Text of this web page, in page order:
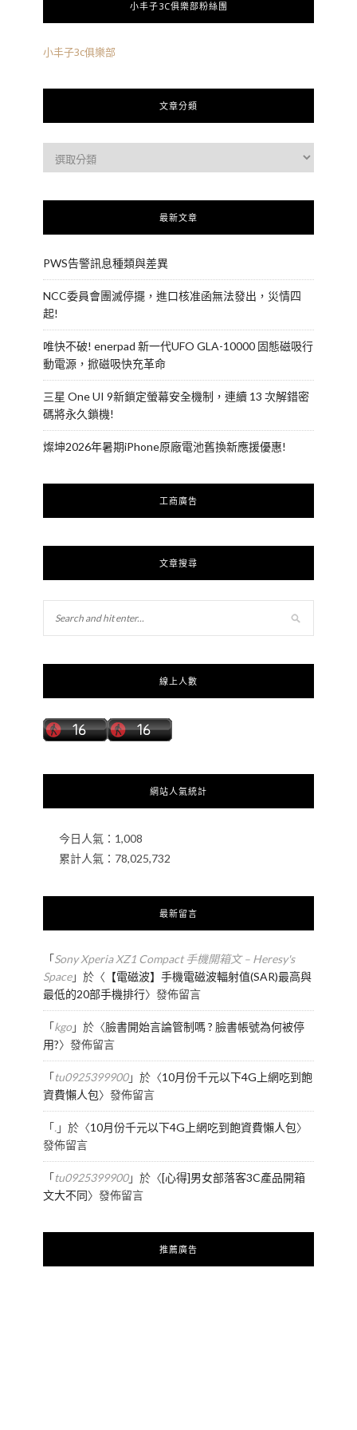
小丰子3C俱樂部粉絲團
小丰子3c俱樂部
文章分類
最新文章
PWS告警訊息種類與差異
NCC委員會團滅停擺，進口核准函無法發出，災情四
起!
唯快不破! enerpad 新一代UFO GLA-10000 固態磁吸行
動電源，掀磁吸快充革命
三星 One UI 9新鎖定螢幕安全機制，連續 13 次解錯密
碼將永久鎖機!
燦坤2026年暑期iPhone原廠電池舊換新應援優惠!
工商廣告
文章搜尋
線上人數
網站人氣統計
今日人氣： 1,008
累計人氣： 78,025,732
最新留言
「Sony Xperia XZ1 Compact 手機開箱文 – Heresy's
Space」於〈 【電磁波】手機電磁波輻射值(SAR)最高與
最低的20部手機排行〉發佈留言
「kgo」於〈臉書開始言論管制嗎 ? 臉書帳號為何被停
用?〉發佈留言
「tu0925399900」於〈10月份千元以下4G上網吃到飽
資費懶人包〉發佈留言
「.」於〈10月份千元以下4G上網吃到飽資費懶人包〉
發佈留言
「tu0925399900」於〈[心得]男女部落客3C產品開箱
文大不同〉發佈留言
推薦廣告